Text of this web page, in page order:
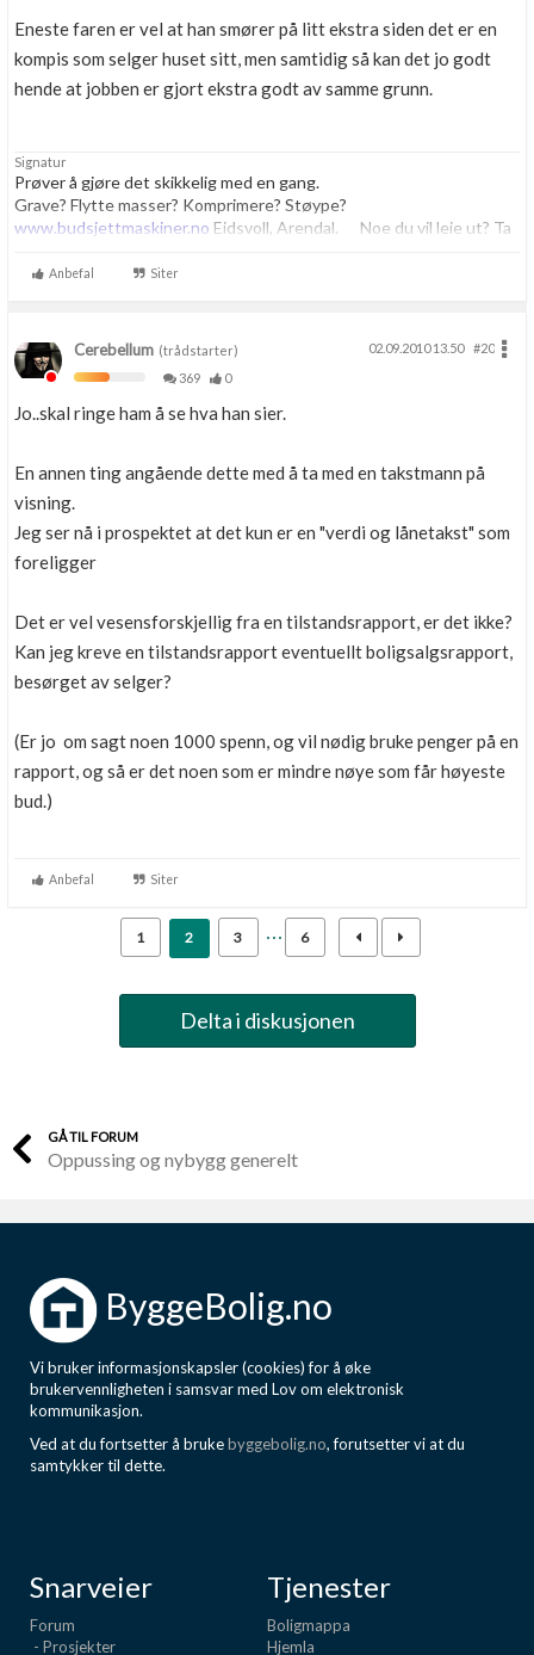
Eneste faren er vel at han smører på litt ekstra siden det er en
kompis som selger huset sitt, men samtidig så kan det jo godt
hende at jobben er gjort ekstra godt av samme grunn.
Signatur
Prøver å gjøre det skikkelig med en gang.
Grave? Flytte masser? Komprimere? Støype?
www.budsjettmaskiner.no Eidsvoll, Arendal. Noe du vil leie ut? Ta
Anbefal Siter
Cerebellum (trådstarter) 02.09.2010 13.50
#20
369
0
Jo..skal ringe ham å se hva han sier.
En annen ting angående dette med å ta med en takstmann på
visning.
Jeg ser nå i prospektet at det kun er en "verdi og lånetakst" som
foreligger
Det er vel vesensforskjellig fra en tilstandsrapport, er det ikke?
Kan jeg kreve en tilstandsrapport eventuellt boligsalgsrapport,
besørget av selger?
(Er jo om sagt noen 1000 spenn, og vil nødig bruke penger på en
rapport, og så er det noen som er mindre nøye som får høyeste
bud.)
Anbefal Siter
1 2 3 6
Delta i diskusjonen
GÅ TIL FORUM
Oppussing og nybygg generelt
ByggeBolig.no
Vi bruker informasjonskapsler (cookies) for å øke
brukervennligheten i samsvar med Lov om elektronisk
kommunikasjon.
Ved at du fortsetter å brukebyggebolig.no, forutsetter vi at du
samtykker til dette.
Snarveier
Forum
- Prosjekter
Tjenester
Boligmappa
Hjemla